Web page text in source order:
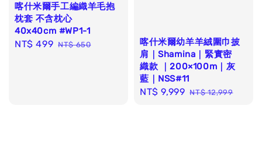
喀什米爾手工編織羊毛抱
枕套 不含枕心
40x40cm #WP1-1
Sale
NT$ 499 Regular
NT$ 650
喀什米爾幼羊羊絨圍巾披
肩｜Shamina｜緊實密
織款 ｜200×100m｜灰
藍｜NSS#11
Sale
NT$ 9,999 Regular
NT$ 12,999